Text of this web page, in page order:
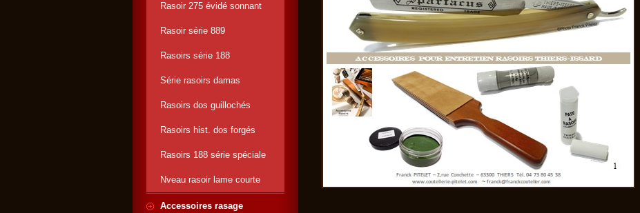
Rasoir 275 évidé sonnant
Rasoir série 889
Rasoirs série 188
Série rasoirs damas
Rasoirs dos guillochés
Rasoirs hist. dos forgés
Rasoirs 188 série spéciale
Nveau rasoir lame courte
Accessoires rasage